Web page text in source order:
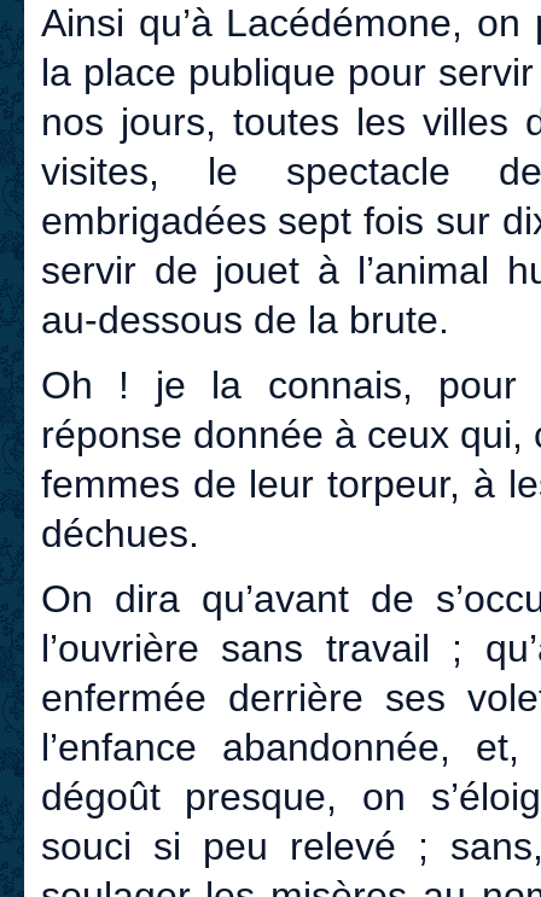
Ainsi qu’à Lacédémone,
la place publique pour
nos jours, toutes les villes
visites, le spectacle
embrigadées sept fois sur
servir de jouet à l’animal
au-dessous de la brute.
Oh ! je la connais, pour
réponse donnée à ceux
femmes de leur torpeur, à
déchues.
On dira qu’avant de
l’ouvrière sans travail ;
enfermée derrière ses
l’enfance abandonnée,
dégoût presque, on
souci si peu relevé ;